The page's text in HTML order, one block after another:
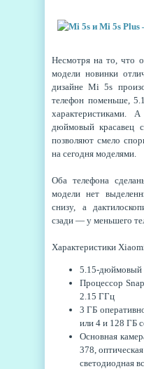
Несмотря на то, что
модели новинки
дизайне Mi 5s
телефон поменьше,
дюймовый красавец
позволяют смело
на сегодня моделями.
Оба телефона
модели нет
снизу, а
сзади — у меньшего
Характеристики
5.15-дюймовый
Процессор
2.15 ГГц
3 ГБ
или 4 и 128 ГБ
Основная
378,
светодиодная